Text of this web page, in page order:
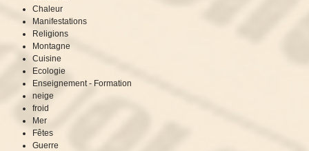
Chaleur
Manifestations
Religions
Montagne
Cuisine
Ecologie
Enseignement - Formation
neige
froid
Mer
Fêtes
Guerre